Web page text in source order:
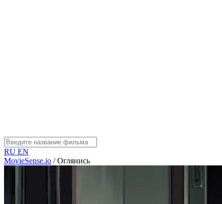
RU EN
MovieSense.io / Оглянись